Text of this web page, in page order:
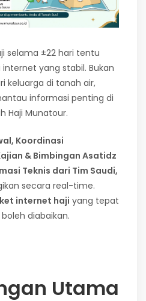
selama ±22 hari tentu
yang stabil. Bukan
keluarga di tanah air,
informasi penting di
Haji Munatour.
Koordinasi
& Bimbingan Asatidz
Teknis dari Tim Saudi,
secara real-time.
internet haji yang tepat
diabaikan.
Utama